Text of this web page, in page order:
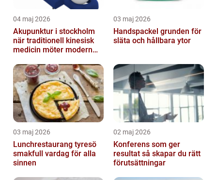
04 maj 2026
Akupunktur i stockholm
när traditionell kinesisk
medicin möter modern
03 maj 2026
Handspackel grunden för
släta och hållbara ytor
03 maj 2026
Lunchrestaurang tyresö
smakfull vardag för alla
sinnen
02 maj 2026
Konferens som ger
resultat så skapar du rätt
förutsättningar